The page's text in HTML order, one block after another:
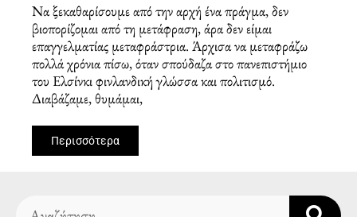
Να ξεκαθαρίσουμε από την αρχή ένα πράγμα, δεν
βιοπορίζομαι από τη μετάφραση, άρα δεν είμαι
επαγγελματίας μεταφράστρια. Άρχισα να μεταφράζω
πολλά χρόνια πίσω, όταν σπούδαζα στο πανεπιστήμιο
του Ελσίνκι φινλανδική γλώσσα και πολιτισμό.
Διαβάζαμε, θυμάμαι,
Περισσότερα
Search